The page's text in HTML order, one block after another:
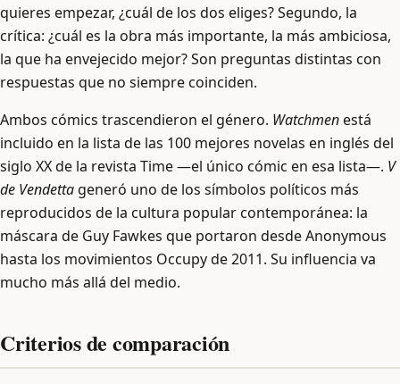
quieres empezar, ¿cuál de los dos eliges? Segundo, la
crítica: ¿cuál es la obra más importante, la más ambiciosa,
la que ha envejecido mejor? Son preguntas distintas con
respuestas que no siempre coinciden.
Ambos cómics trascendieron el género. Watchmenestá
incluido en la lista de las 100 mejores novelas en inglés del
siglo XX de la revista Time —el único cómic en esa lista—. V
de Vendetta generó uno de los símbolos políticos más
reproducidos de la cultura popular contemporánea: la
máscara de Guy Fawkes que portaron desde Anonymous
hasta los movimientos Occupy de 2011. Su influencia va
mucho más allá del medio.
Criterios de comparación